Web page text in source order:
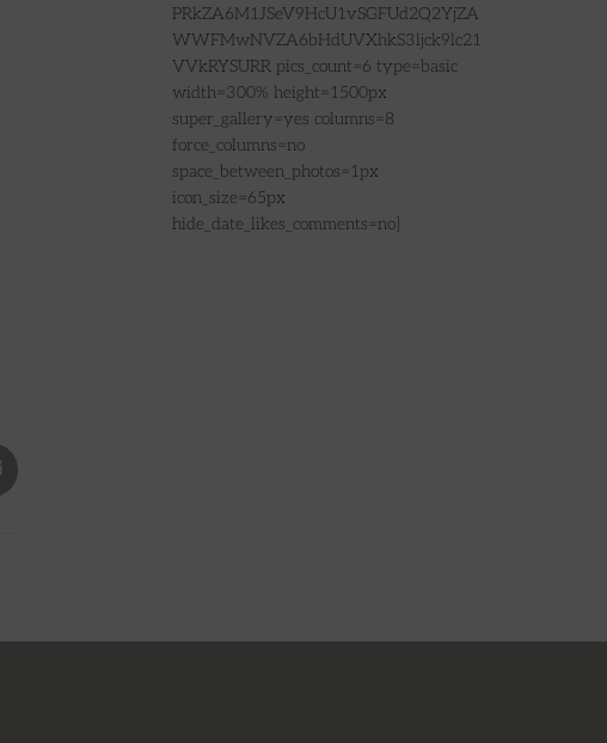
PRkZA6M1JSeV9HcU1vSGFUd2Q2YjZA
WWFMwNVZA6bHdUVXhkS3ljck9lc21
VVkRYSURR pics_count=6 type=basic
width=300% height=1500px
super_gallery=yes columns=8
force_columns=no
space_between_photos=1px
icon_size=65px
hide_date_likes_comments=no]